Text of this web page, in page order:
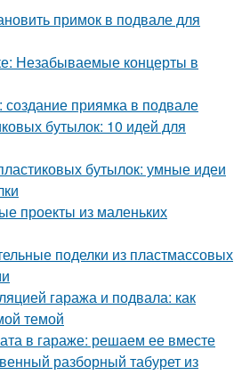
примок в подвале для
Незабываемые концерты в
приямка в подвале
бутылок: 10 идей для
бутылок: умные идеи
проекты из маленьких
поделки из пластмассовых
гаража и подвала: как
темой
в гараже: решаем ее вместе
разборный табурет из